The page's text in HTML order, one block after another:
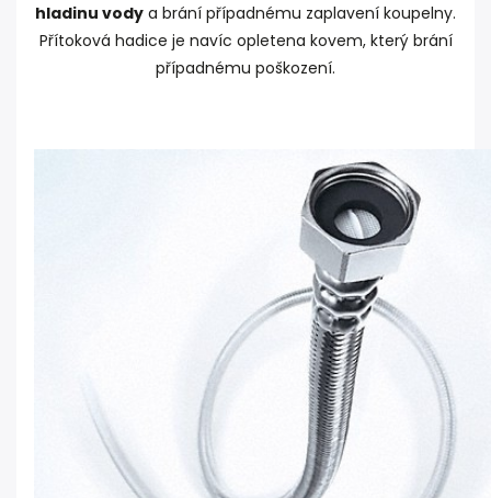
hladinu vody a brání případnému zaplavení koupelny.
Přítoková hadice je navíc opletena kovem, který brání
případnému poškození.